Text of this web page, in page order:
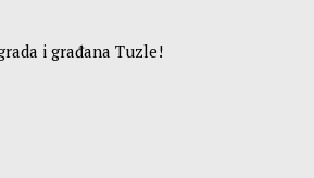
i građana Tuzle!